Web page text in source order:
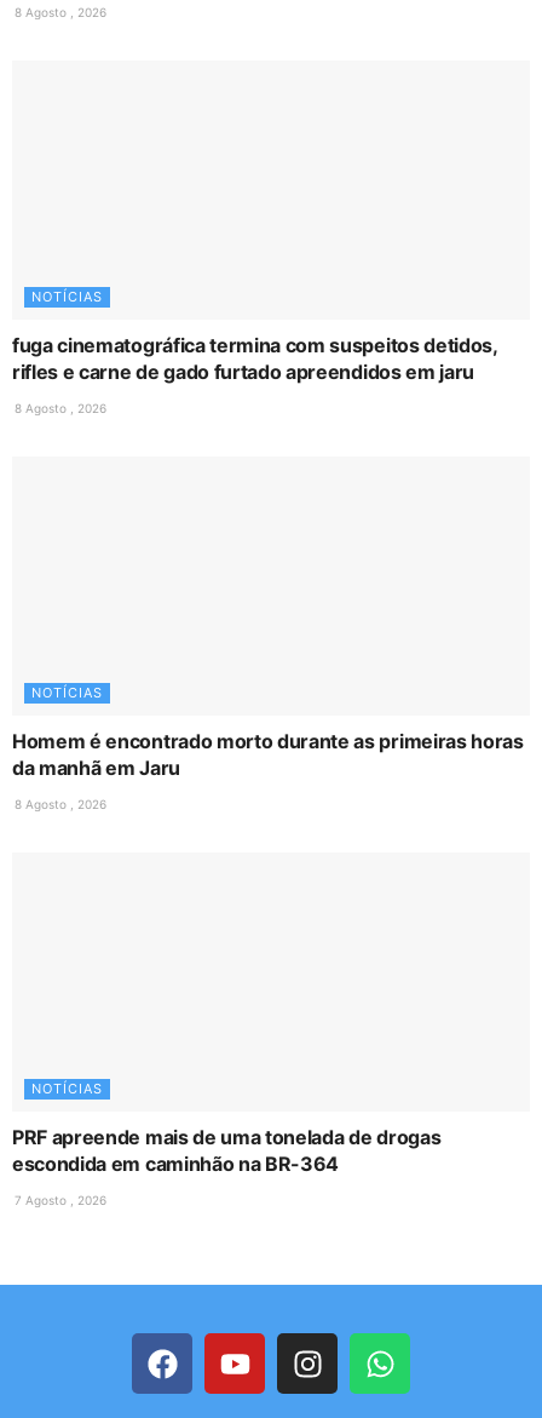
8 Agosto , 2026
NOTÍCIAS
fuga cinematográfica termina com suspeitos detidos,
rifles e carne de gado furtado apreendidos em jaru
8 Agosto , 2026
NOTÍCIAS
Homem é encontrado morto durante as primeiras horas
da manhã em Jaru
8 Agosto , 2026
NOTÍCIAS
PRF apreende mais de uma tonelada de drogas
escondida em caminhão na BR-364
7 Agosto , 2026